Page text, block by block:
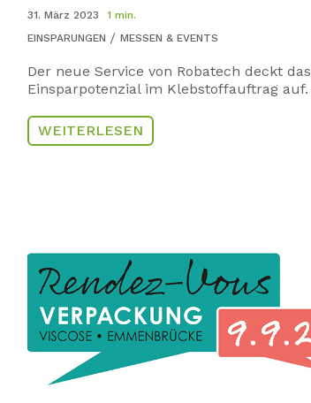
31. März 2023
1 min.
EINSPARUNGEN
MESSEN & EVENTS
Der neue Service von Robatech deckt das
Einsparpotenzial im Klebstoffauftrag auf.
WEITERLESEN